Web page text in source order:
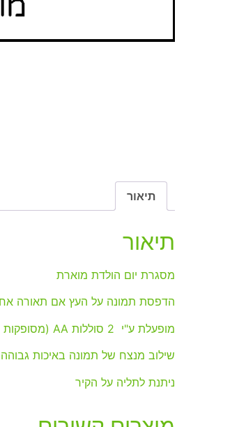
תיאור
תיאור
מסגרת יום הולדת מוארת
הדפסת תמונה על העץ אם תאורה
מופעלת ע"י 2 סוללות AA (מסופקות בהזמנה)
שילוב מנצח של תמונה באיכות
ניתנת לתליה על הקיר